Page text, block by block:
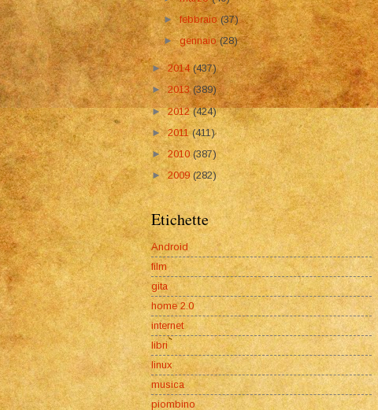
►febbraio(37)
►gennaio(28)
►2014(437)
►2013(389)
►2012(424)
►2011(411)
►2010(387)
►2009(282)
Etichette
Android
film
gita
home 2.0
internet
libri
linux
musica
piombino